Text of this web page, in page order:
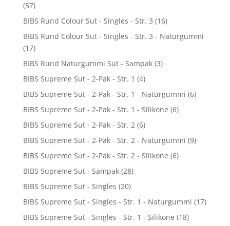
(57)
BIBS Rund Colour Sut - Singles - Str. 3 (16)
BIBS Rund Colour Sut - Singles - Str. 3 - Naturgummi
(17)
BIBS Rund Naturgummi Sut - Sampak (3)
BIBS Supreme Sut - 2-Pak - Str. 1 (4)
BIBS Supreme Sut - 2-Pak - Str. 1 - Naturgummi (6)
BIBS Supreme Sut - 2-Pak - Str. 1 - Silikone (6)
BIBS Supreme Sut - 2-Pak - Str. 2 (6)
BIBS Supreme Sut - 2-Pak - Str. 2 - Naturgummi (9)
BIBS Supreme Sut - 2-Pak - Str. 2 - Silikone (6)
BIBS Supreme Sut - Sampak (28)
BIBS Supreme Sut - Singles (20)
BIBS Supreme Sut - Singles - Str. 1 - Naturgummi (17)
BIBS Supreme Sut - Singles - Str. 1 - Silikone (18)